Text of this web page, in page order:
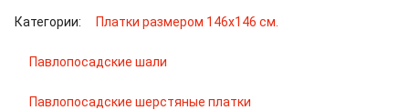
Категории: Платки размером 146х146 см.
Павлопосадские шали
Павлопосадские шерстяные платки